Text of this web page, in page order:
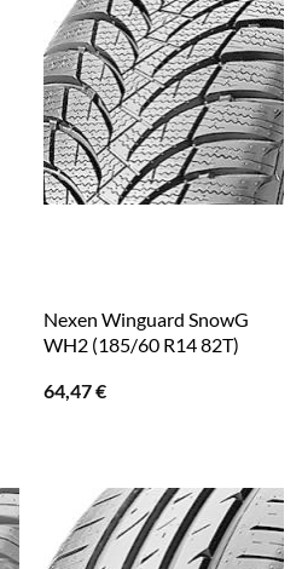
Nexen Winguard SnowG
WH2 (185/60 R14 82T)
64,47€